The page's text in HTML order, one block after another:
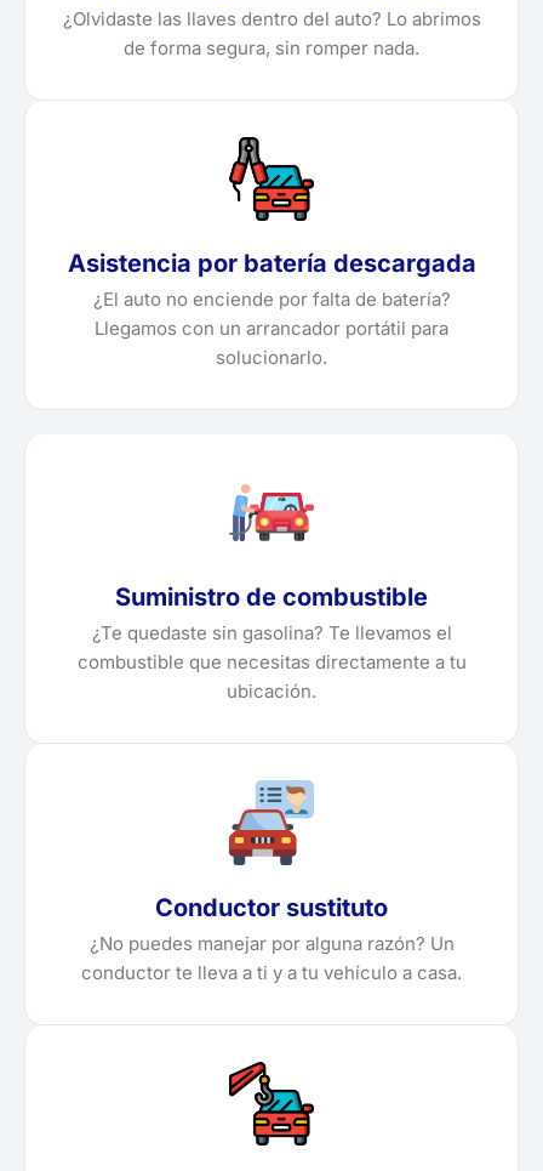
¿Olvidaste las llaves dentro del auto? Lo abrimos
de forma segura, sin romper nada.
Asistencia por batería descargada
¿El auto no enciende por falta de batería?
Llegamos con un arrancador portátil para
solucionarlo.
Suministro de combustible
¿Te quedaste sin gasolina? Te llevamos el
combustible que necesitas directamente a tu
ubicación.
Conductor sustituto
¿No puedes manejar por alguna razón? Un
conductor te lleva a ti y a tu vehículo a casa.